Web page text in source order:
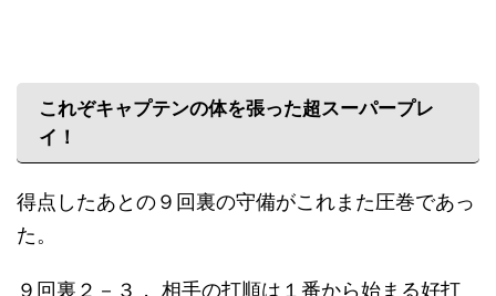
これぞキャプテンの体を張った超スーパープレ
イ！
得点したあとの９回裏の守備がこれまた圧巻であっ
た。
９回裏２－３， 相手の打順は１番から始まる好打